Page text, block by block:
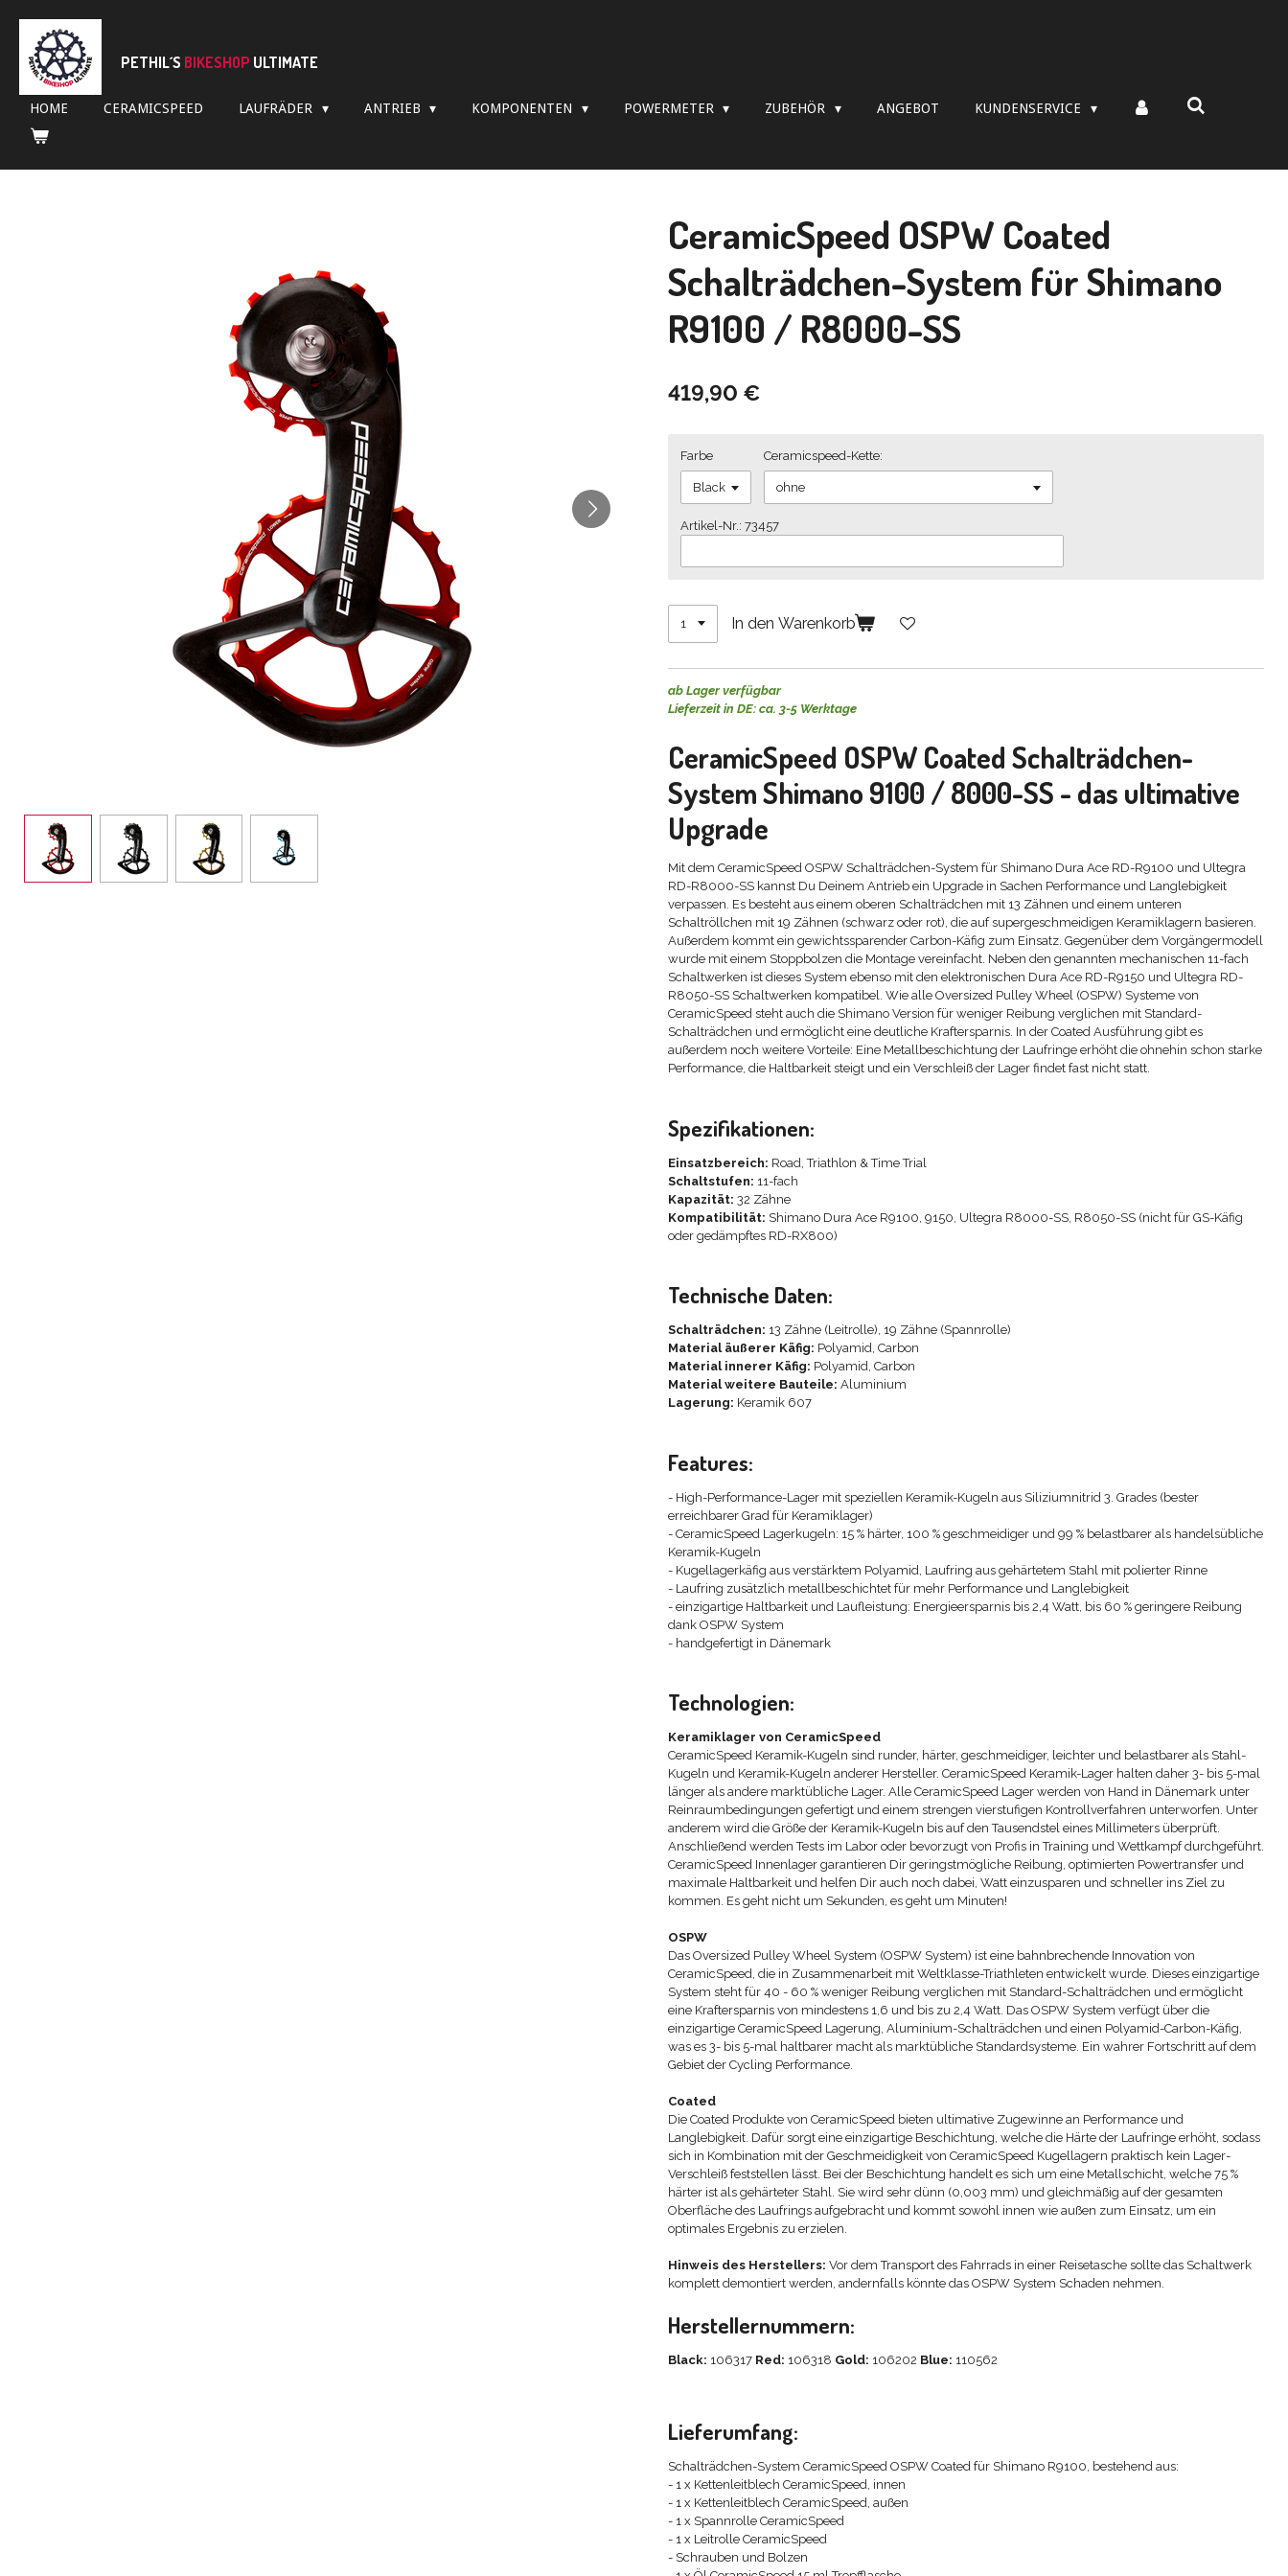
Zum
Hauptinhalt
springen
PETHIL´S BIKESHOP ULTIMATE
HOME CERAMICSPEED LAUFRÄDER ANTRIEB KOMPONENTEN POWERMETER ZUBEHÖR ANGEBOT KUNDENSERVICE
CeramicSpeed OSPW Coated
Schalträdchen-System für Shimano
R9100 / R8000-SS
419,90 €
Farbe Ceramicspeed-Kette:
Artikel-Nr.: 73457
In den Warenkorb
ab Lager verfügbar
Lieferzeit in DE: ca. 3-5 Werktage
CeramicSpeed OSPW Coated Schalträdchen-
System Shimano 9100 / 8000-SS - das ultimative
Upgrade
Mit dem CeramicSpeed OSPW Schalträdchen-System für Shimano Dura Ace RD-R9100 und Ultegra
RD-R8000-SS kannst Du Deinem Antrieb ein Upgrade in Sachen Performance und Langlebigkeit
verpassen. Es besteht aus einem oberen Schalträdchen mit 13 Zähnen und einem unteren
Schaltröllchen mit 19 Zähnen (schwarz oder rot), die auf supergeschmeidigen Keramiklagern basieren.
Außerdem kommt ein gewichtssparender Carbon-Käfig zum Einsatz. Gegenüber dem Vorgängermodell
wurde mit einem Stoppbolzen die Montage vereinfacht. Neben den genannten mechanischen 11-fach
Schaltwerken ist dieses System ebenso mit den elektronischen Dura Ace RD-R9150 und Ultegra RD-
R8050-SS Schaltwerken kompatibel. Wie alle Oversized Pulley Wheel (OSPW) Systeme von
CeramicSpeed steht auch die Shimano Version für weniger Reibung verglichen mit Standard-
Schalträdchen und ermöglicht eine deutliche Kraftersparnis. In der Coated Ausführung gibt es
außerdem noch weitere Vorteile: Eine Metallbeschichtung der Laufringe erhöht die ohnehin schon starke
Performance, die Haltbarkeit steigt und ein Verschleiß der Lager findet fast nicht statt.
Spezifikationen:
Einsatzbereich: Road, Triathlon & Time Trial
Schaltstufen: 11-fach
Kapazität: 32 Zähne
Kompatibilität: Shimano Dura Ace R9100, 9150, Ultegra R8000-SS, R8050-SS (nicht für GS-Käfig
oder gedämpftes RD-RX800)
Technische Daten:
Schalträdchen: 13 Zähne (Leitrolle), 19 Zähne (Spannrolle)
Material äußerer Käfig: Polyamid, Carbon
Material innerer Käfig: Polyamid, Carbon
Material weitere Bauteile: Aluminium
Lagerung: Keramik 607
Features:
- High-Performance-Lager mit speziellen Keramik-Kugeln aus Siliziumnitrid 3. Grades (bester
erreichbarer Grad für Keramiklager)
- CeramicSpeed Lagerkugeln: 15 % härter, 100 % geschmeidiger und 99 % belastbarer als handelsübliche
Keramik-Kugeln
- Kugellagerkäfig aus verstärktem Polyamid, Laufring aus gehärtetem Stahl mit polierter Rinne
- Laufring zusätzlich metallbeschichtet für mehr Performance und Langlebigkeit
- einzigartige Haltbarkeit und Laufleistung: Energieersparnis bis 2,4 Watt, bis 60 % geringere Reibung
dank OSPW System
- handgefertigt in Dänemark
Technologien:
Keramiklager von CeramicSpeed
CeramicSpeed Keramik-Kugeln sind runder, härter, geschmeidiger, leichter und belastbarer als Stahl-
Kugeln und Keramik-Kugeln anderer Hersteller. CeramicSpeed Keramik-Lager halten daher 3- bis 5-mal
länger als andere marktübliche Lager. Alle CeramicSpeed Lager werden von Hand in Dänemark unter
Reinraumbedingungen gefertigt und einem strengen vierstufigen Kontrollverfahren unterworfen. Unter
anderem wird die Größe der Keramik-Kugeln bis auf den Tausendstel eines Millimeters überprüft.
Anschließend werden Tests im Labor oder bevorzugt von Profis in Training und Wettkampf durchgeführt.
CeramicSpeed Innenlager garantieren Dir geringstmögliche Reibung, optimierten Powertransfer und
maximale Haltbarkeit und helfen Dir auch noch dabei, Watt einzusparen und schneller ins Ziel zu
kommen. Es geht nicht um Sekunden, es geht um Minuten!
OSPW
Das Oversized Pulley Wheel System (OSPW System) ist eine bahnbrechende Innovation von
CeramicSpeed, die in Zusammenarbeit mit Weltklasse-Triathleten entwickelt wurde. Dieses einzigartige
System steht für 40 - 60 % weniger Reibung verglichen mit Standard-Schalträdchen und ermöglicht
eine Kraftersparnis von mindestens 1,6 und bis zu 2,4 Watt. Das OSPW System verfügt über die
einzigartige CeramicSpeed Lagerung, Aluminium-Schalträdchen und einen Polyamid-Carbon-Käfig,
was es 3- bis 5-mal haltbarer macht als marktübliche Standardsysteme. Ein wahrer Fortschritt auf dem
Gebiet der Cycling Performance.
Coated
Die Coated Produkte von CeramicSpeed bieten ultimative Zugewinne an Performance und
Langlebigkeit. Dafür sorgt eine einzigartige Beschichtung, welche die Härte der Laufringe erhöht, sodass
sich in Kombination mit der Geschmeidigkeit von CeramicSpeed Kugellagern praktisch kein Lager-
Verschleiß feststellen lässt. Bei der Beschichtung handelt es sich um eine Metallschicht, welche 75 %
härter ist als gehärteter Stahl. Sie wird sehr dünn (0,003 mm) und gleichmäßig auf der gesamten
Oberfläche des Laufrings aufgebracht und kommt sowohl innen wie außen zum Einsatz, um ein
optimales Ergebnis zu erzielen.
Hinweis des Herstellers: Vor dem Transport des Fahrrads in einer Reisetasche sollte das Schaltwerk
komplett demontiert werden, andernfalls könnte das OSPW System Schaden nehmen.
Herstellernummern:
Black: 106317 Red: 106318 Gold: 106202 Blue: 110562
Lieferumfang:
Schalträdchen-System CeramicSpeed OSPW Coated für Shimano R9100, bestehend aus:
- 1 x Kettenleitblech CeramicSpeed, innen
- 1 x Kettenleitblech CeramicSpeed, außen
- 1 x Spannrolle CeramicSpeed
- 1 x Leitrolle CeramicSpeed
- Schrauben und Bolzen